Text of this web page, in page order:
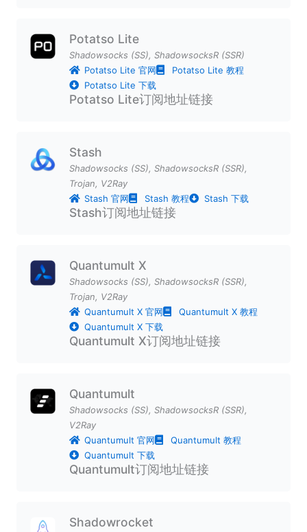
Potatso Lite
Shadowsocks (SS), ShadowsocksR (SSR)
Potatso Lite 官网
Potatso Lite 教程
Potatso Lite 下载
Potatso Lite订阅地址链接
Stash
Shadowsocks (SS), ShadowsocksR (SSR),
Trojan, V2Ray
Stash 官网
Stash 教程 Stash 下载
Stash订阅地址链接
Quantumult X
Shadowsocks (SS), ShadowsocksR (SSR),
Trojan, V2Ray
Quantumult X 官网
Quantumult X 教程
Quantumult X 下载
Quantumult X订阅地址链接
Quantumult
Shadowsocks (SS), ShadowsocksR (SSR),
V2Ray
Quantumult 官网
Quantumult 教程
Quantumult 下载
Quantumult订阅地址链接
Shadowrocket